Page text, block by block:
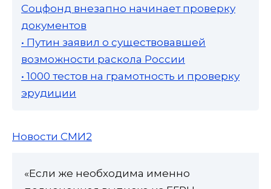
Соцфонд внезапно начинает проверку
документов
• Путин заявил о существовавшей
возможности раскола России
• 1000 тестов на грамотность и проверку
эрудиции
Новости СМИ2
«Если же необходима именно